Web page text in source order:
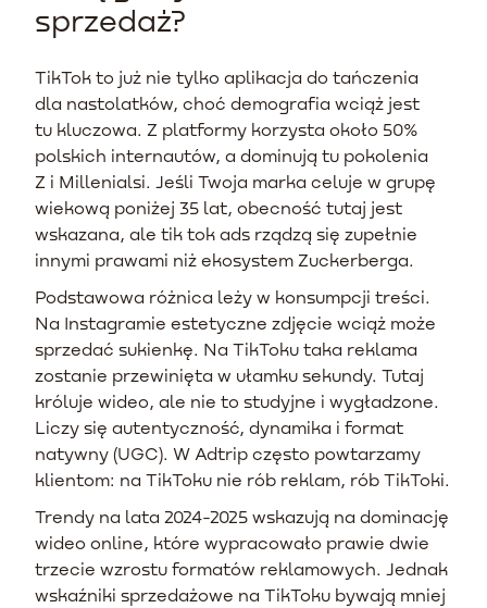
sprzedaż?
TikTok to już nie tylko aplikacja do tańczenia
dla nastolatków, choć demografia wciąż jest
tu kluczowa. Z platformy korzysta około 50%
polskich internautów, a dominują tu pokolenia
Z i Millenialsi. Jeśli Twoja marka celuje w grupę
wiekową poniżej 35 lat, obecność tutaj jest
wskazana, ale tik tok ads rządzą się zupełnie
innymi prawami niż ekosystem Zuckerberga.
Podstawowa różnica leży w konsumpcji treści.
Na Instagramie estetyczne zdjęcie wciąż może
sprzedać sukienkę. Na TikToku taka reklama
zostanie przewinięta w ułamku sekundy. Tutaj
króluje wideo, ale nie to studyjne i wygładzone.
Liczy się autentyczność, dynamika i format
natywny (UGC). W Adtrip często powtarzamy
klientom: na TikToku nie rób reklam, rób TikToki.
Trendy na lata 2024-2025 wskazują na dominację
wideo online, które wypracowało prawie dwie
trzecie wzrostu formatów reklamowych. Jednak
wskaźniki sprzedażowe na TikToku bywają mniej